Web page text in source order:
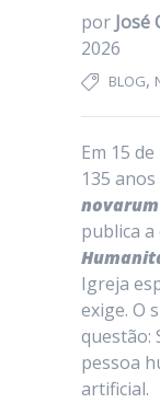
por José
2026
BLOG,
Em 15
135
novarum
publica a
Igreja
exige. O
questão:
pessoa
artificial.